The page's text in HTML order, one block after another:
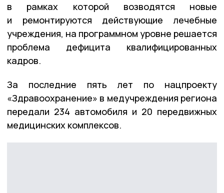
в рамках которой возводятся новые
и ремонтируются действующие лечебные
учреждения, на программном уровне решается
проблема дефицита квалифицированных
кадров.
За последние пять лет по нацпроекту
«Здравоохранение» в медучреждения региона
передали 234 автомобиля и 20 передвижных
медицинских комплексов.